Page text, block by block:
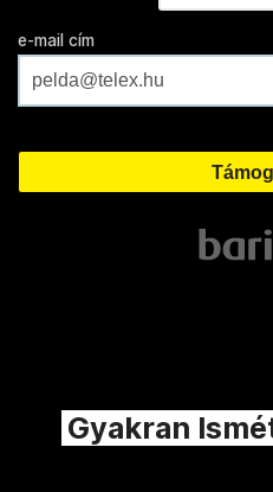
e-mail cím
Gyakran